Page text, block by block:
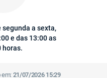
a sexta,
e das 13:00 as
horas.
em:21/07/2026 15:29